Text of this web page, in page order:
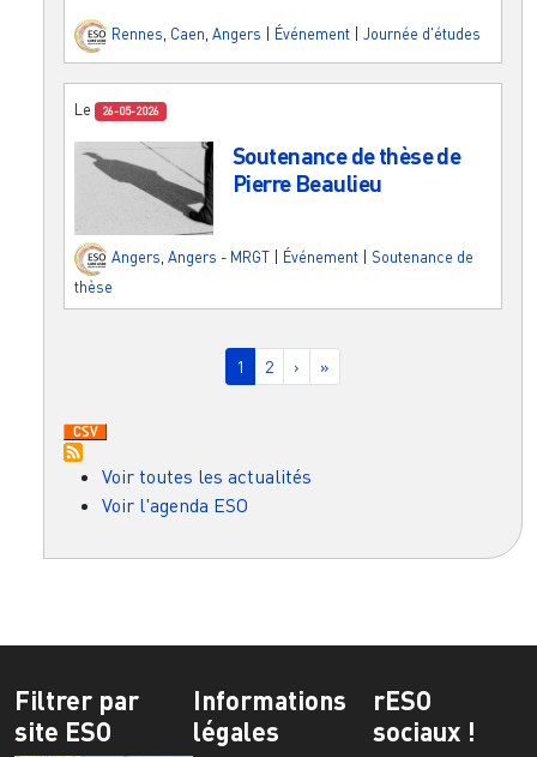
Rennes, Caen, Angers Événement Journée d'études
Le 26-05-2026
Soutenance de thèse de
Pierre Beaulieu
Angers Angers - MRGT Événement
Soutenance de
thèse
Page courante
1 Page
2 Page suivante
› Dernière page
»
Voir toutes les actualités
Voir l'agenda ESO
Filtrer par
site ESO
Informations
légales
rESO
sociaux !